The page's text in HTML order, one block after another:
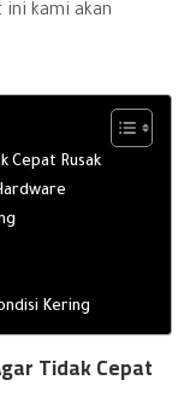
ini kami akan
Cepat Rusak
Kering
Tidak Cepat